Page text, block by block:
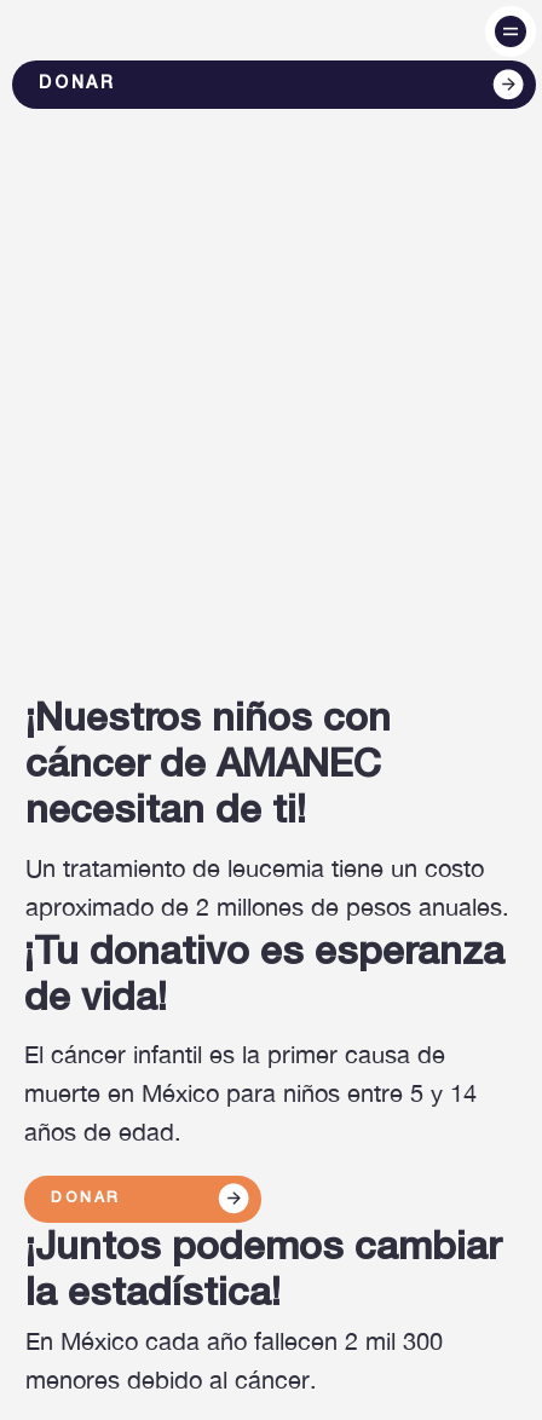
DONAR
¡Tu donativo es esperanza
de vida!
El cáncer infantil es la primer causa de
muerte en México para niños entre 5 y 14
años de edad.
DONAR
¡Nuestros niños con
cáncer de AMANEC
necesitan de ti!
Un tratamiento de leucemia tiene un costo
aproximado de 2 millones de pesos anuales.
¡Juntos podemos cambiar
la estadística!
En México cada año fallecen 2 mil 300
menores debido al cáncer.